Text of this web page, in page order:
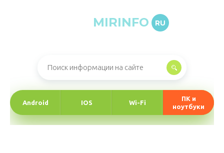
MIRINFO RU
Android IOS Wi-Fi
ПК и
ноутбуки